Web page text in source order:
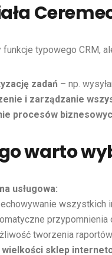
funkcje typowego CRM,
zadań – np.
i zarządzanie
procesów
warto
usługowa:
wszystkich
przypomnienia
tworzenia
sklep